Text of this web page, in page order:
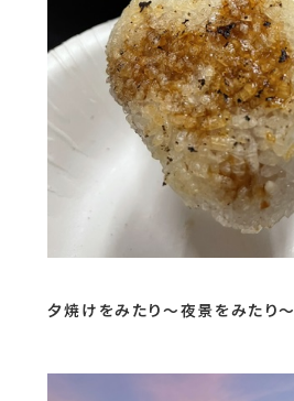
夕焼けをみたり～夜景をみたり～